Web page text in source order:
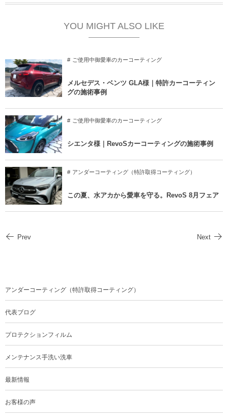
YOU MIGHT ALSO LIKE
ご使用中御愛車のカーコーティング
メルセデス・ベンツ GLA様｜特許カーコーティン
グの施術事例
ご使用中御愛車のカーコーティング
シエンタ様｜RevoSカーコーティングの施術事例
アンダーコーティング（特許取得コーティング）
この夏、水アカから愛車を守る。RevoS 8月フェア
Prev Next
アンダーコーティング（特許取得コーティング）
代表ブログ
プロテクションフィルム
メンテナンス手洗い洗車
最新情報
お客様の声